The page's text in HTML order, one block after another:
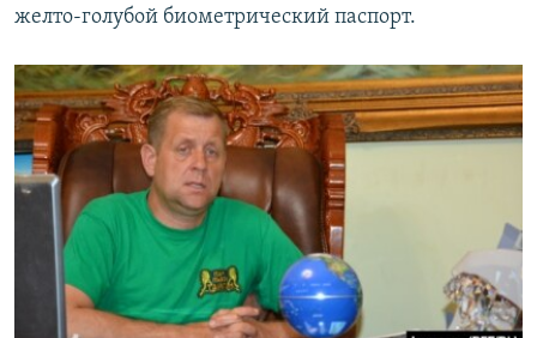
желто-голубой биометрический паспорт.